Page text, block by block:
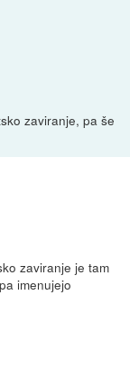
zaviranje, pa še
zaviranje je tam
imenujejo